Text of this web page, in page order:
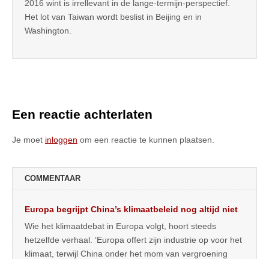
2016 wint is irrellevant in de lange-termijn-perspectief.
Het lot van Taiwan wordt beslist in Beijing en in
Washington.
Een reactie achterlaten
Je moet inloggen om een reactie te kunnen plaatsen.
COMMENTAAR
Europa begrijpt China’s klimaatbeleid nog altijd niet
Wie het klimaatdebat in Europa volgt, hoort steeds
hetzelfde verhaal. ‘Europa offert zijn industrie op voor het
klimaat, terwijl China onder het mom van vergroening